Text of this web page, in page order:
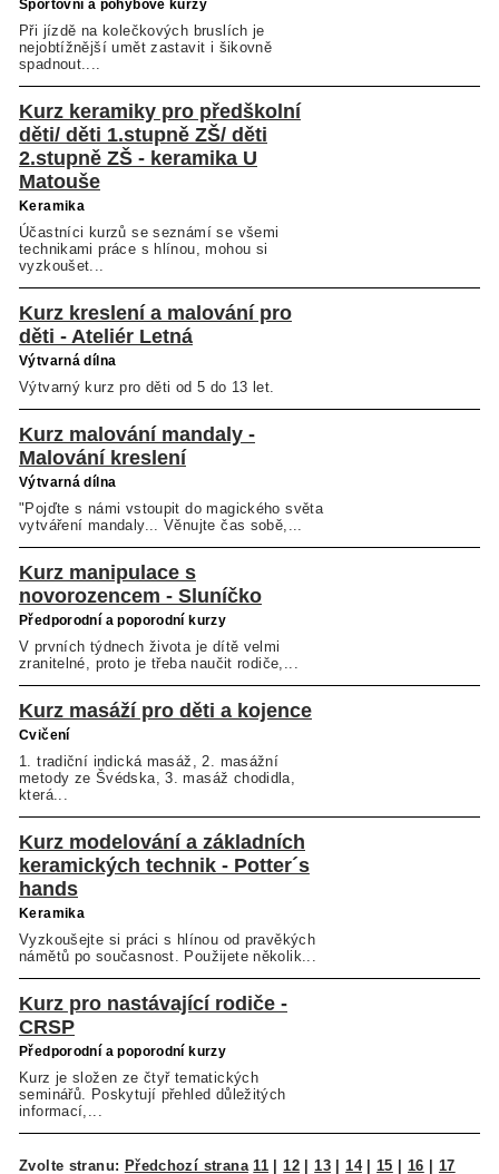
Sportovní a pohybové kurzy
Při jízdě na kolečkových bruslích je
nejobtížnější umět zastavit i šikovně
spadnout....
Kurz keramiky pro předškolní
děti/ děti 1.stupně ZŠ/ děti
2.stupně ZŠ - keramika U
Matouše
Keramika
Účastníci kurzů se seznámí se všemi
technikami práce s hlínou, mohou si
vyzkoušet...
Kurz kreslení a malování pro
děti - Ateliér Letná
Výtvarná dílna
Výtvarný kurz pro děti od 5 do 13 let.
Kurz malování mandaly -
Malování kreslení
Výtvarná dílna
"Pojďte s námi vstoupit do magického světa
vytváření mandaly... Věnujte čas sobě,...
Kurz manipulace s
novorozencem - Sluníčko
Předporodní a poporodní kurzy
V prvních týdnech života je dítě velmi
zranitelné, proto je třeba naučit rodiče,...
Kurz masáží pro děti a kojence
Cvičení
1. tradiční indická masáž, 2. masážní
metody ze Švédska, 3. masáž chodidla,
která...
Kurz modelování a základních
keramických technik - Potter´s
hands
Keramika
Vyzkoušejte si práci s hlínou od pravěkých
námětů po současnost. Použijete několik...
Kurz pro nastávající rodiče -
CRSP
Předporodní a poporodní kurzy
Kurz je složen ze čtyř tematických
seminářů. Poskytují přehled důležitých
informací,...
Zvolte stranu: Předchozí strana 11 12 13| 14| 15 16
17